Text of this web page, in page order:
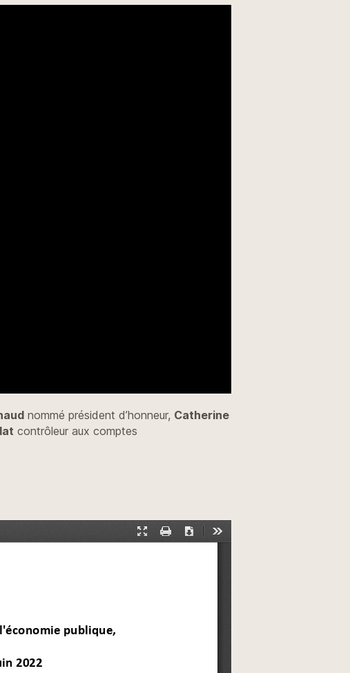
nommé président d’honneur, Catherine
contrôleur aux comptes